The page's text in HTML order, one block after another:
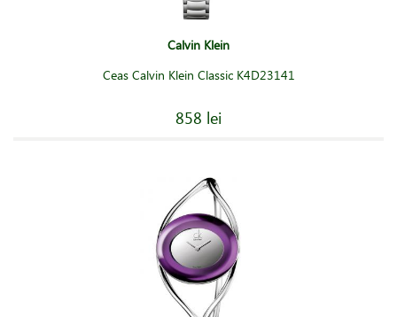
Calvin Klein
Ceas Calvin Klein Classic K4D23141
858 lei